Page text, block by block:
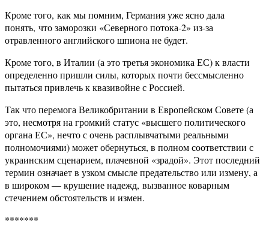
Кроме того, как мы помним, Германия уже ясно дала
понять, что заморозки «Северного потока-2» из-за
отравленного английского шпиона не будет.
Кроме того, в Италии (а это третья экономика ЕС) к власти
определенно пришли силы, которых почти бессмысленно
пытаться привлечь к квазивойне с Россией.
Так что перемога Великобритании в Европейском Совете (а
это, несмотря на громкий статус «высшего политического
органа ЕС», нечто с очень расплывчатыми реальными
полномочиями) может обернуться, в полном соответствии с
украинским сценарием, плачевной «зрадой». Этот последний
термин означает в узком смысле предательство или измену, а
в широком — крушение надежд, вызванное коварным
стечением обстоятельств и измен.
*******